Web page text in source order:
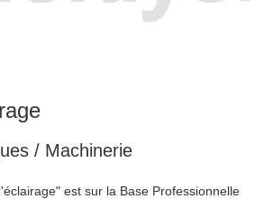
/ Machinerie
est sur la Base Professionnelle